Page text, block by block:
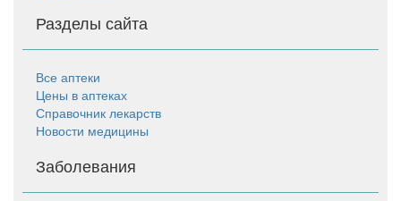
Разделы сайта
Все аптеки
Цены в аптеках
Справочник лекарств
Новости медицины
Заболевания